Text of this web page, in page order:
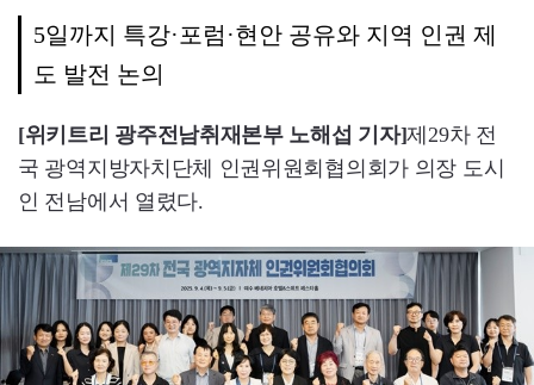
5일까지 특강·포럼·현안 공유와 지역 인권 제
도 발전 논의
[위키트리 광주전남취재본부 노해섭 기자]제29차 전
국 광역지방자치단체 인권위원회협의회가 의장 도시
인 전남에서 열렸다.